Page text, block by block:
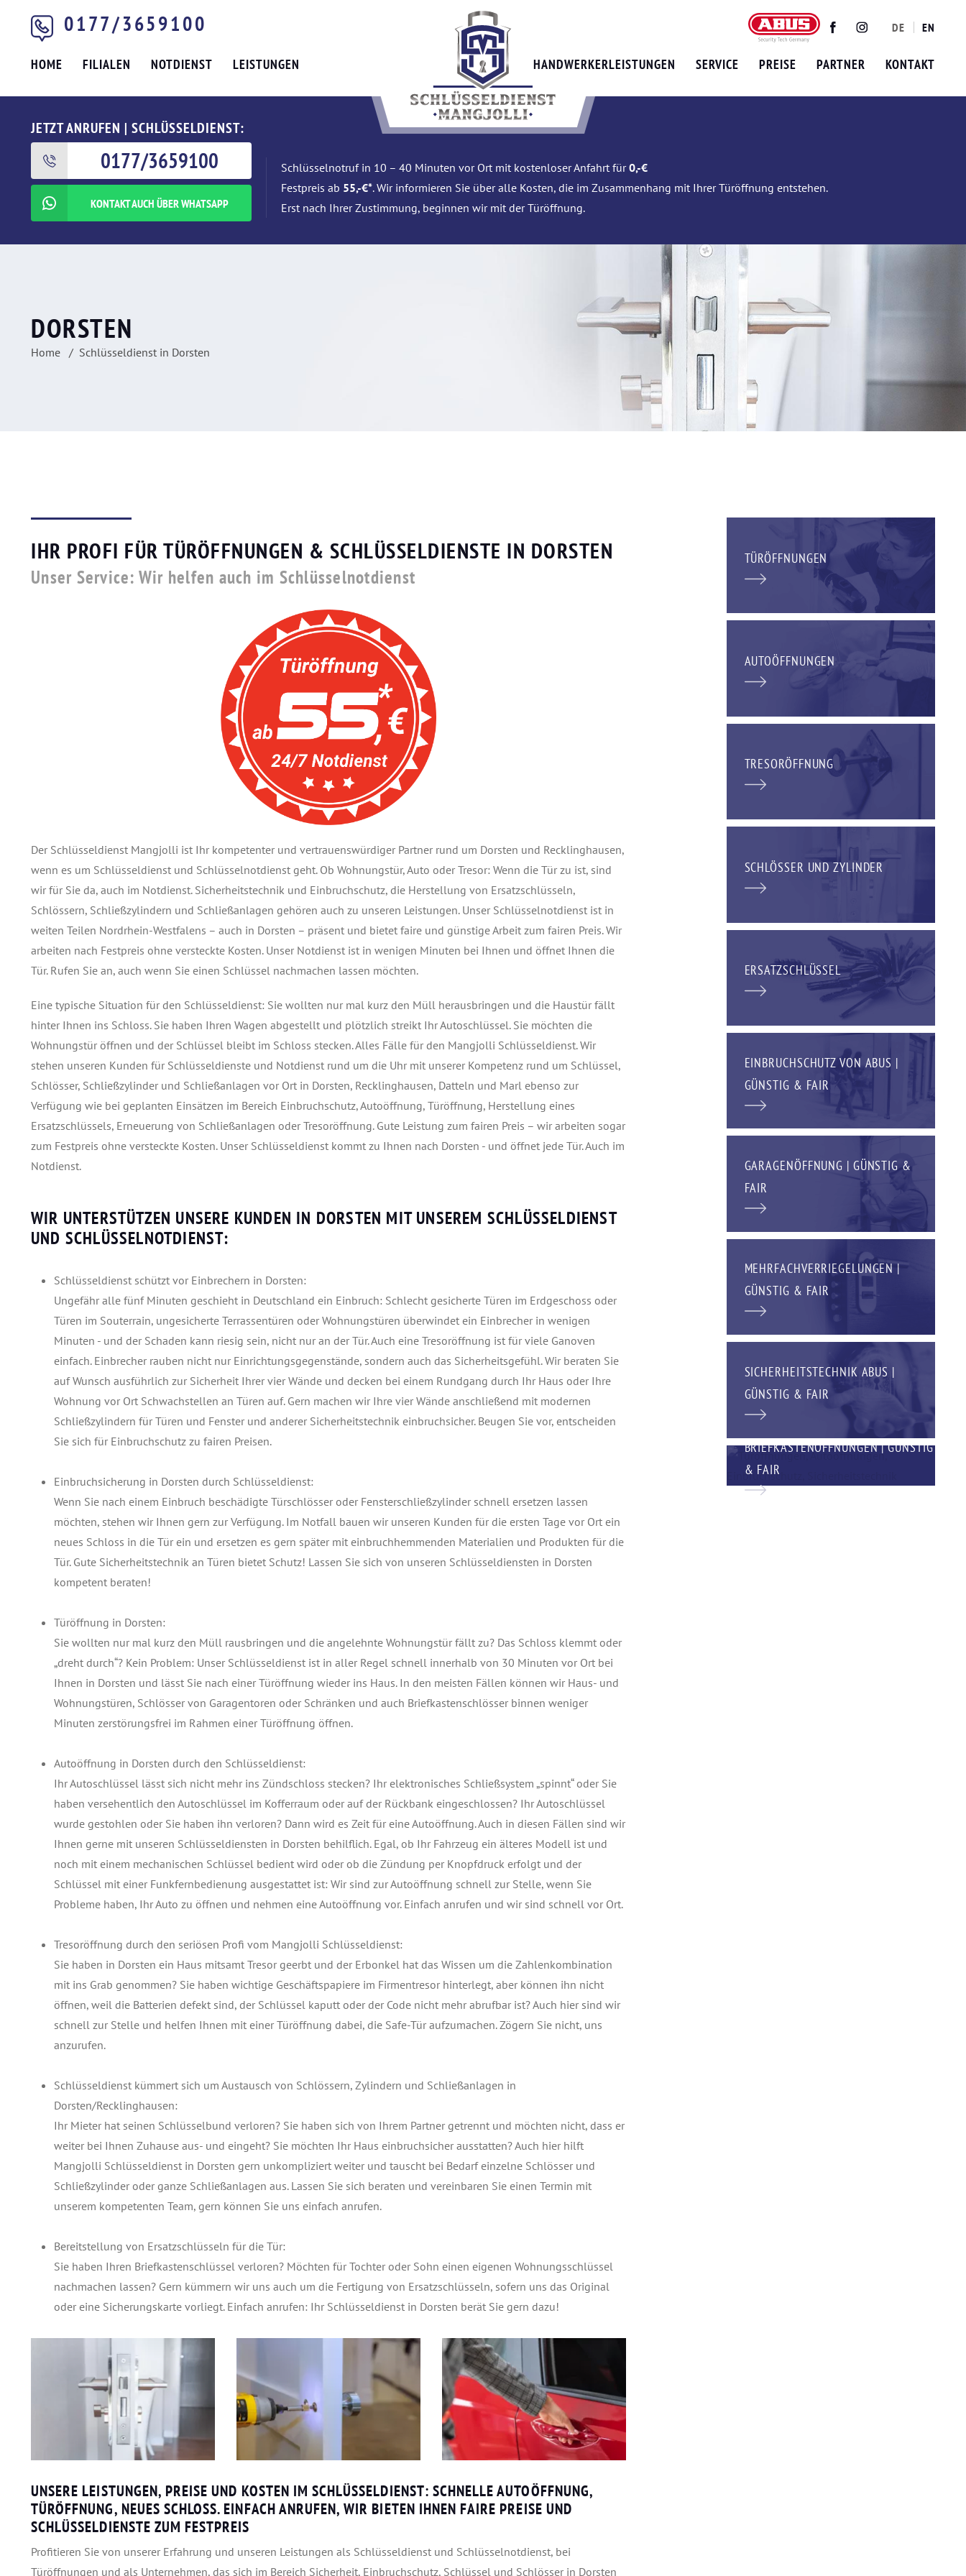
0177/3659100 TwitterFacebookInstagram
DE EN
HOME FILIALEN NOTDIENST LEISTUNGEN HANDWERKERLEISTUNGEN SERVICE PREISE PARTNER KONTAKT
JETZT ANRUFEN | SCHLÜSSELDIENST:
0177/3659100
KONTAKT AUCH ÜBER WHATSAPP
Schlüsselnotruf in 10 – 40 Minuten vor Ort mit kostenloser Anfahrt für0,-€
Festpreis ab 55,-€*. Wir informieren Sie über alle Kosten, die im Zusammenhang mit Ihrer Türöffnung entstehen.
Erst nach Ihrer Zustimmung, beginnen wir mit der Türöffnung.
DORSTEN
Home Schlüsseldienst in Dorsten
IHR PROFI FÜR TÜRÖFFNUNGEN & SCHLÜSSELDIENSTE IN DORSTEN
Unser Service: Wir helfen auch im Schlüsselnotdienst
Der Schlüsseldienst Mangjolli ist Ihr kompetenter und vertrauenswürdiger Partner rund um Dorsten und Recklinghausen,
wenn es um Schlüsseldienst und Schlüsselnotdienst geht. Ob Wohnungstür, Auto oder Tresor: Wenn die Tür zu ist, sind
wir für Sie da, auch im Notdienst. Sicherheitstechnik und Einbruchschutz, die Herstellung von Ersatzschlüsseln,
Schlössern, Schließzylindern und Schließanlagen gehören auch zu unseren Leistungen. Unser Schlüsselnotdienst ist in
weiten Teilen Nordrhein-Westfalens – auch in Dorsten – präsent und bietet faire und günstige Arbeit zum fairen Preis. Wir
arbeiten nach Festpreis ohne versteckte Kosten. Unser Notdienst ist in wenigen Minuten bei Ihnen und öffnet Ihnen die
Tür. Rufen Sie an, auch wenn Sie einen Schlüssel nachmachen lassen möchten.
Eine typische Situation für den Schlüsseldienst: Sie wollten nur mal kurz den Müll herausbringen und die Haustür fällt
hinter Ihnen ins Schloss. Sie haben Ihren Wagen abgestellt und plötzlich streikt Ihr Autoschlüssel. Sie möchten die
Wohnungstür öffnen und der Schlüssel bleibt im Schloss stecken. Alles Fälle für den Mangjolli Schlüsseldienst. Wir
stehen unseren Kunden für Schlüsseldienste und Notdienst rund um die Uhr mit unserer Kompetenz rund um Schlüssel,
Schlösser, Schließzylinder und Schließanlagen vor Ort in Dorsten, Recklinghausen, Datteln und Marl ebenso zur
Verfügung wie bei geplanten Einsätzen im Bereich Einbruchschutz, Autoöffnung, Türöffnung, Herstellung eines
Ersatzschlüssels, Erneuerung von Schließanlagen oder Tresoröffnung. Gute Leistung zum fairen Preis – wir arbeiten sogar
zum Festpreis ohne versteckte Kosten. Unser Schlüsseldienst kommt zu Ihnen nach Dorsten - und öffnet jede Tür. Auch im
Notdienst.
WIR UNTERSTÜTZEN UNSERE KUNDEN IN DORSTEN MIT UNSEREM SCHLÜSSELDIENST
UND SCHLÜSSELNOTDIENST:
Schlüsseldienst schützt vor Einbrechern in Dorsten:
Ungefähr alle fünf Minuten geschieht in Deutschland ein Einbruch: Schlecht gesicherte Türen im Erdgeschoss oder
Türen im Souterrain, ungesicherte Terrassentüren oder Wohnungstüren überwindet ein Einbrecher in wenigen
Minuten - und der Schaden kann riesig sein, nicht nur an der Tür. Auch eine Tresoröffnung ist für viele Ganoven
einfach. Einbrecher rauben nicht nur Einrichtungsgegenstände, sondern auch das Sicherheitsgefühl. Wir beraten Sie
auf Wunsch ausführlich zur Sicherheit Ihrer vier Wände und decken bei einem Rundgang durch Ihr Haus oder Ihre
Wohnung vor Ort Schwachstellen an Türen auf. Gern machen wir Ihre vier Wände anschließend mit modernen
Schließzylindern für Türen und Fenster und anderer Sicherheitstechnik einbruchsicher. Beugen Sie vor, entscheiden
Sie sich für Einbruchschutz zu fairen Preisen.
Einbruchsicherung in Dorsten durch Schlüsseldienst:
Wenn Sie nach einem Einbruch beschädigte Türschlösser oder Fensterschließzylinder schnell ersetzen lassen
möchten, stehen wir Ihnen gern zur Verfügung. Im Notfall bauen wir unseren Kunden für die ersten Tage vor Ort ein
neues Schloss in die Tür ein und ersetzen es gern später mit einbruchhemmenden Materialien und Produkten für die
Tür. Gute Sicherheitstechnik an Türen bietet Schutz! Lassen Sie sich von unseren Schlüsseldiensten in Dorsten
kompetent beraten!
Türöffnung in Dorsten:
Sie wollten nur mal kurz den Müll rausbringen und die angelehnte Wohnungstür fällt zu? Das Schloss klemmt oder
„dreht durch“? Kein Problem: Unser Schlüsseldienst ist in aller Regel schnell innerhalb von 30 Minuten vor Ort bei
Ihnen in Dorsten und lässt Sie nach einer Türöffnung wieder ins Haus. In den meisten Fällen können wir Haus- und
Wohnungstüren, Schlösser von Garagentoren oder Schränken und auch Briefkastenschlösser binnen weniger
Minuten zerstörungsfrei im Rahmen einer Türöffnung öffnen.
Autoöffnung in Dorsten durch den Schlüsseldienst:
Ihr Autoschlüssel lässt sich nicht mehr ins Zündschloss stecken? Ihr elektronisches Schließsystem „spinnt“ oder Sie
haben versehentlich den Autoschlüssel im Kofferraum oder auf der Rückbank eingeschlossen? Ihr Autoschlüssel
wurde gestohlen oder Sie haben ihn verloren? Dann wird es Zeit für eine Autoöffnung. Auch in diesen Fällen sind wir
Ihnen gerne mit unseren Schlüsseldiensten in Dorsten behilflich. Egal, ob Ihr Fahrzeug ein älteres Modell ist und
noch mit einem mechanischen Schlüssel bedient wird oder ob die Zündung per Knopfdruck erfolgt und der
Schlüssel mit einer Funkfernbedienung ausgestattet ist: Wir sind zur Autoöffnung schnell zur Stelle, wenn Sie
Probleme haben, Ihr Auto zu öffnen und nehmen eine Autoöffnung vor. Einfach anrufen und wir sind schnell vor Ort.
Tresoröffnung durch den seriösen Profi vom Mangjolli Schlüsseldienst:
Sie haben in Dorsten ein Haus mitsamt Tresor geerbt und der Erbonkel hat das Wissen um die Zahlenkombination
mit ins Grab genommen? Sie haben wichtige Geschäftspapiere im Firmentresor hinterlegt, aber können ihn nicht
öffnen, weil die Batterien defekt sind, der Schlüssel kaputt oder der Code nicht mehr abrufbar ist? Auch hier sind wir
schnell zur Stelle und helfen Ihnen mit einer Türöffnung dabei, die Safe-Tür aufzumachen. Zögern Sie nicht, uns
anzurufen.
Schlüsseldienst kümmert sich um Austausch von Schlössern, Zylindern und Schließanlagen in
Dorsten/Recklinghausen:
Ihr Mieter hat seinen Schlüsselbund verloren? Sie haben sich von Ihrem Partner getrennt und möchten nicht, dass er
weiter bei Ihnen Zuhause aus- und eingeht? Sie möchten Ihr Haus einbruchsicher ausstatten? Auch hier hilft
Mangjolli Schlüsseldienst in Dorsten gern unkompliziert weiter und tauscht bei Bedarf einzelne Schlösser und
Schließzylinder oder ganze Schließanlagen aus. Lassen Sie sich beraten und vereinbaren Sie einen Termin mit
unserem kompetenten Team, gern können Sie uns einfach anrufen.
Bereitstellung von Ersatzschlüsseln für die Tür:
Sie haben Ihren Briefkastenschlüssel verloren? Möchten für Tochter oder Sohn einen eigenen Wohnungsschlüssel
nachmachen lassen? Gern kümmern wir uns auch um die Fertigung von Ersatzschlüsseln, sofern uns das Original
oder eine Sicherungskarte vorliegt. Einfach anrufen: Ihr Schlüsseldienst in Dorsten berät Sie gern dazu!
UNSERE LEISTUNGEN, PREISE UND KOSTEN IM SCHLÜSSELDIENST: SCHNELLE AUTOÖFFNUNG,
TÜRÖFFNUNG, NEUES SCHLOSS. EINFACH ANRUFEN, WIR BIETEN IHNEN FAIRE PREISE UND
SCHLÜSSELDIENSTE ZUM FESTPREIS
Profitieren Sie von unserer Erfahrung und unseren Leistungen als Schlüsseldienst und Schlüsselnotdienst, bei
Türöffnungen und als Unternehmen, das sich im Bereich Sicherheit, Einbruchschutz, Schlüssel und Schlösser in Dorsten
TÜRÖFFNUNGEN
AUTOÖFFNUNGEN
TRESORÖFFNUNG
SCHLÖSSER UND ZYLINDER
ERSATZSCHLÜSSEL
EINBRUCHSCHUTZ VON ABUS |
GÜNSTIG & FAIR
GARAGENÖFFNUNG | GÜNSTIG &
FAIR
MEHRFACHVERRIEGELUNGEN |
GÜNSTIG & FAIR
SICHERHEITSTECHNIK ABUS |
GÜNSTIG & FAIR
BRIEFKASTENÖFFNUNGEN | GÜNSTIG
& FAIR